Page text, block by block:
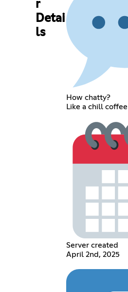
r
Detai
ls
How chatty?
Like a chill
Server created
April 2nd, 2025